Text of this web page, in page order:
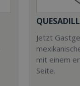
Jetzt
mit einem
Seite.